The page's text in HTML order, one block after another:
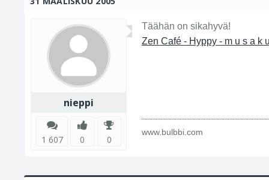
nieppi
1 607 0 0
Täähän on sikahyvä!
Zen Café - Hyppy - m u s a k
www.bulbbi.com